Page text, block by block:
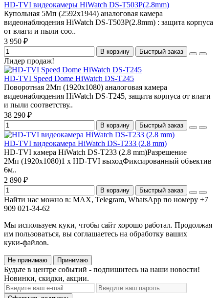
HD-TVI видеокамеры HiWatch DS-T503P(2.8mm)
Купольная 5Мп (2592х1944) аналоговая камера
видеонаблюдения HiWatch DS-T503P(2.8mm) : защита корпуса
от влаги и пыли соо..
3 950 ₽
В корзину Быстрый заказ
Лидер продаж!
HD-TVI Speed Dome HiWatch DS-T245
Поворотная 2Мп (1920х1080) аналоговая камера
видеонаблюдения HiWatch DS-T245, защита корпуса от влаги
и пыли соответству..
38 290 ₽
В корзину Быстрый заказ
HD-TVI видеокамера HiWatch DS-T233 (2.8 mm)
HD-TVI камера HiWatch DS-T233 (2.8 mm)Разрешение
2Мп (1920х1080)1 х HD-TVI выходФиксированный объектив
6м..
2 890 ₽
В корзину Быстрый заказ
Найти нас можно в: MAX, Telegram, WhatsApp по номеру +7
909 021-34-62
Мы используем куки, чтобы сайт хорошо работал. Продолжая
им пользоваться, вы соглашаетесь на обработку ваших
куки‑файлов.
Не принимаю Принимаю
Будьте в центре событий - подпишитесь на наши новости!
Новинки, скидки, акции.